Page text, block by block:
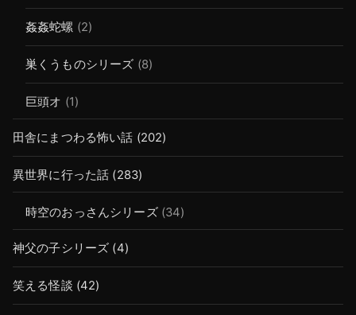
姦姦蛇螺 (2)
巣くうものシリーズ (8)
巨頭オ (1)
田舎にまつわる怖い話 (202)
異世界に行った話 (283)
時空のおっさんシリーズ(34)
神父の子シリーズ (4)
笑える怪談 (42)